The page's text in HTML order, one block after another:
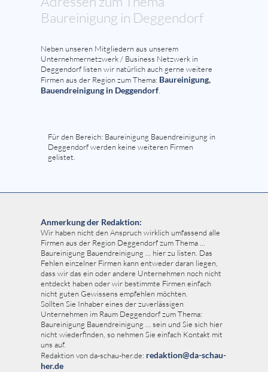
Baureinigung in Deggendorf
Neben unseren Mitgliedern aus unserem
Unternehmernetzwerk / Business Netzwerk in
Deggendorf listen wir natürlich auch gerne weitere
Firmen aus der Region zum Thema: Baureinigung,
Bauendreinigung in Deggendorf.
Für den Bereich: Baureinigung Bauendreinigung in
Deggendorf werden keine weiteren Firmen
gelistet.
Anmerkung der Redaktion:
Wir haben nicht den Anspruch wirklich umfassend alle
Firmen aus der Region Deggendorf zum Thema ...
Baureinigung Bauendreinigung ... hier zu listen. Das
Fehlen einzelner Firmen kann entweder daran liegen,
dass wir das ein oder andere Unternehmen noch nicht
entdeckt haben oder wir bestimmte Firmen einfach
nicht guten Gewissens empfehlen möchten.
Sollten Sie Inhaber eines der zuverlässigen
Unternehmen im Raum Deggendorf zum Thema:
Baureinigung Bauendreinigung ... sein und Sie sich hier
nicht wiederfinden, so nehmen Sie einfach Kontakt mit
uns auf.
Redaktion von da-schau-her.de: redaktion@da-schau-
her.de